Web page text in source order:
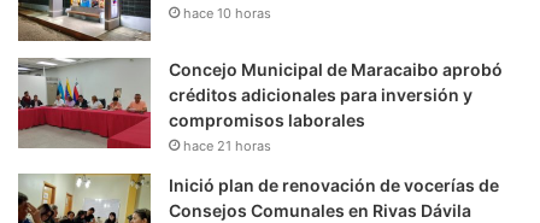
hace 10 horas
Concejo Municipal de Maracaibo aprobó
créditos adicionales para inversión y
compromisos laborales
hace 21 horas
Inició plan de renovación de vocerías de
Consejos Comunales en Rivas Dávila